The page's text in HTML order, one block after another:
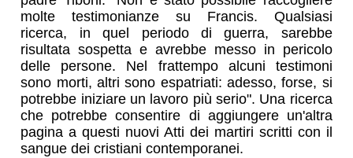
molte testimonianze su Francis. Qualsiasi
ricerca, in quel periodo di guerra, sarebbe
risultata sospetta e avrebbe messo in pericolo
delle persone. Nel frattempo alcuni testimoni
sono morti, altri sono espatriati: adesso, forse, si
potrebbe iniziare un lavoro più serio". Una ricerca
che potrebbe consentire di aggiungere un'altra
pagina a questi nuovi Atti dei martiri scritti con il
sangue dei cristiani contemporanei.